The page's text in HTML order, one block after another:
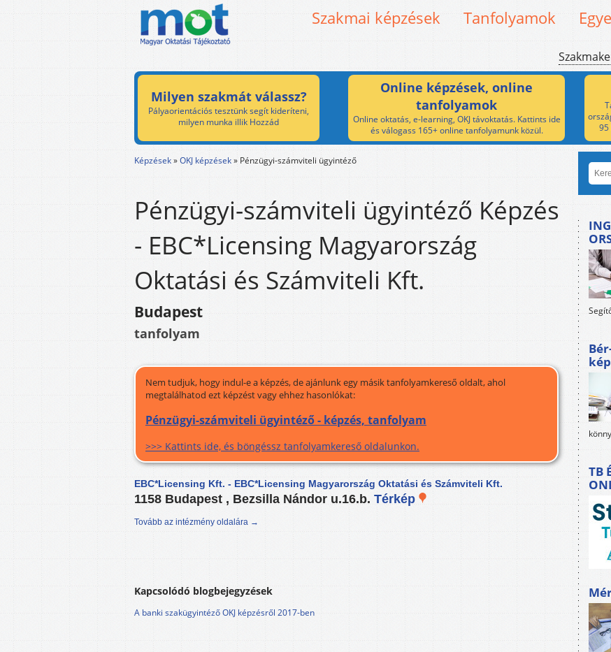
Szakmai képzések Tanfolyamok
Milyen szakmát válassz?
Pályaorientációs tesztünk segít kideríteni,
milyen munka illik Hozzád
Online képzések, online
tanfolyamok
Online oktatás, e-learning, OKJ távoktatás. Kattints ide
és válogass 165+ online tanfolyamunk közül.
95
Képzések»OKJ képzések» Pénzügyi-számviteli ügyintéző
Pénzügyi-számviteli ügyintéző Képzés
- EBC*Licensing Magyarország
Oktatási és Számviteli Kft.
Budapest
tanfolyam
Nem tudjuk, hogy indul-e a képzés, de ajánlunk egy másik tanfolyamkereső oldalt, ahol
megtalálhatod ezt képzést vagy ehhez hasonlókat:
Pénzügyi-számviteli ügyintéző - képzés, tanfolyam
>>> Kattints ide, és böngéssz tanfolyamkereső oldalunkon.
EBC*Licensing Kft. - EBC*Licensing Magyarország Oktatási és Számviteli Kft.
1158 Budapest , Bezsilla Nándor u.16.b. Térkép
Tovább az intézmény oldalára →
Kapcsolódó blogbejegyzések
A banki szakügyintéző OKJ képzésről 2017-ben
TB